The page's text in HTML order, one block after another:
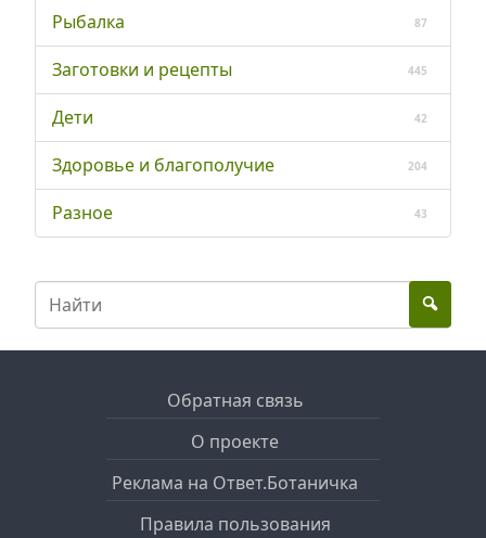
Рыбалка 87
Заготовки и рецепты 445
Дети 42
Здоровье и благополучие 204
Разное 43
Обратная связь
О проекте
Реклама на Ответ.Ботаничка
Правила пользования